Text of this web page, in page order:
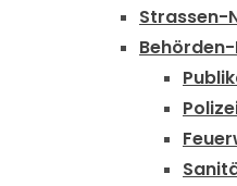
Strassen-
Behörden-